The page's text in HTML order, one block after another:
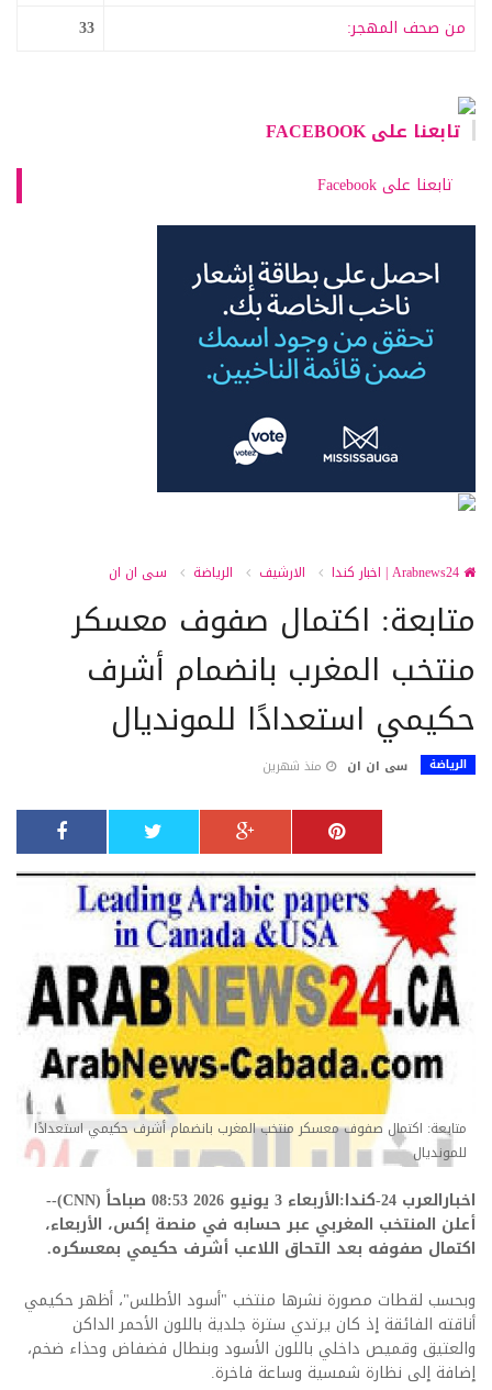
من صحف المهجر:
33
تابعنا على FACEBOOK
تابعنا على Facebook
الارشيف الرياضة سى ان ان
متابعة: اكتمال صفوف معسكر
منتخب المغرب بانضمام أشرف
حكيمي استعدادًا للمونديال
الرياضة سى ان ان منذ شهرين
متابعة: اكتمال صفوف معسكر منتخب المغرب بانضمام أشرف حكيمي استعدادًا
للمونديال
اخبارالعرب 24-كندا:الأربعاء 3 يونيو 2026 08:53 صباحاً (CNN)--
أعلن المنتخب المغربي عبر حسابه في منصة إكس، الأربعاء،
اكتمال صفوفه بعد التحاق اللاعب أشرف حكيمي بمعسكره.
وبحسب لقطات مصورة نشرها منتخب "أسود الأطلس"، أظهر حكيمي
أناقته الفائقة إذ كان يرتدي سترة جلدية باللون الأحمر الداكن
والعتيق وقميص داخلي باللون الأسود وبنطال فضفاض وحذاء ضخم،
إضافة إلى نظارة شمسية وساعة فاخرة.